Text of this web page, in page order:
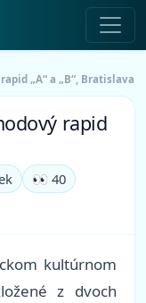
„A“ a „B“, Bratislava
rapid
👀 40
kultúrnom
z dvoch